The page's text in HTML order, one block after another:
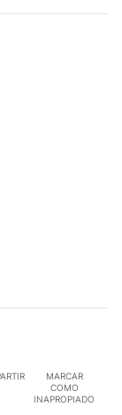
MARCAR
COMO
INAPROPIADO